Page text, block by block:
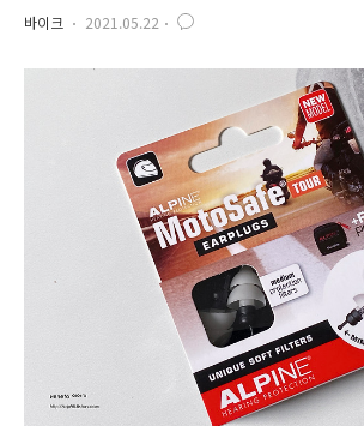
착할려고 했는데 뭔가 탑박스는 뽀대가 안나요.. 그래
했습니다. 장착을 하기 위해 리프트에 올라가있는 제
사이드 피팅킷에 사이드박스를 거치하는 형식으로
업체를 통해 장착하기로 했네요. 사이드 피팅킷은 두
다. 저는 S0SV68IF 라는 사이드 피팅킷을 장착했고
SH36을 장착했습니다. 장착하는데 시간이 꽤 오리걸
바이크 2021.05.22